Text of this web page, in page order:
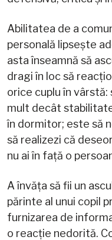
Abilitatea de a
personală lipsește
asta înseamnă să
dragi în loc să
orice cuplu în
mult decât
în dormitor; este să
să realizezi că
nu ai în față o
A învăța să fii un
părinte al unui copil
furnizarea de
o reacție nedorită.